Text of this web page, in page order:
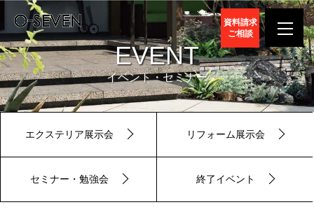
資料請求
ご相談
EVENT
イベント・セミナー
エクステリア展示会 リフォーム展示会
セミナー・勉強会 終了イベント